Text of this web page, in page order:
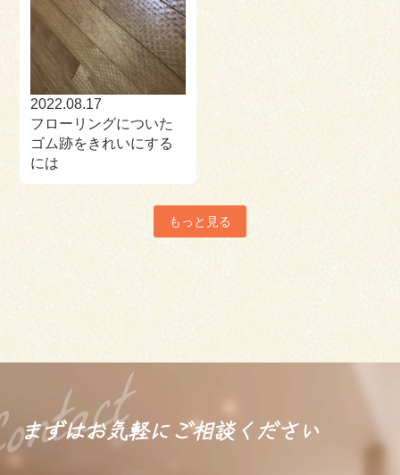
2022.08.17
フローリングについた
ゴム跡をきれいにする
には
もっと見る
まずはお気軽にご相談ください